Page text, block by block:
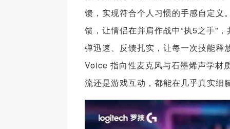
馈，实现符合个人习惯的手感自定义
馈，让情侣在并肩作战中“执5之手”
弹迅速、反馈扎实，让每一次技能
Voice 指向性麦克风与石墨烯声学材
流还是游戏互动，都能在几乎真实细